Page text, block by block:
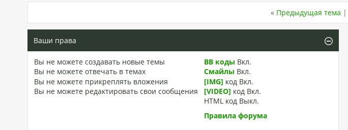
« Предыдущая тема |
Ваши права
Вы не можете создавать новые темы
Вы не можете отвечать в темах
Вы не можете прикреплять вложения
Вы не можете редактировать свои сообщения
BB коды Вкл.
Смайлы Вкл.
[IMG] код Вкл.
[VIDEO] код Вкл.
HTML код Выкл.
Правила форума